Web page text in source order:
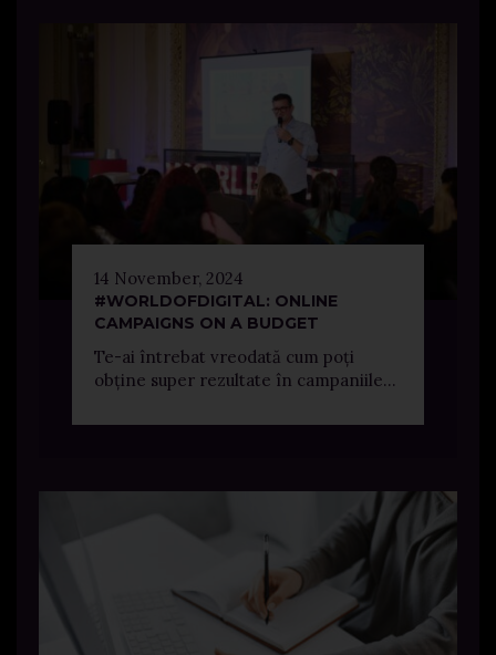
14 November, 2024
#WORLDOFDIGITAL: ONLINE
CAMPAIGNS ON A BUDGET
Te-ai întrebat vreodată cum poți
obține super rezultate în campaniile...